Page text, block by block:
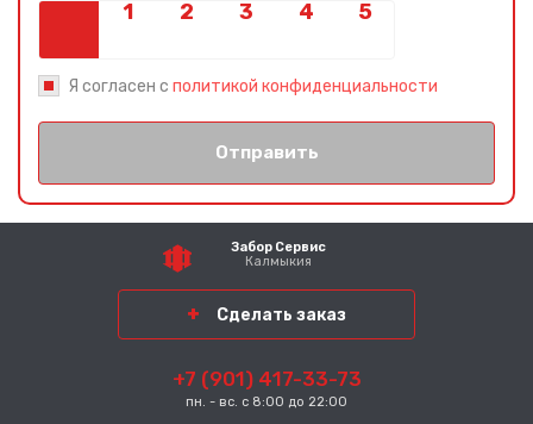
Я согласен с политикой конфиденциальности
Отправить
Забор Сервис
Калмыкия
Сделать заказ
+7 (901) 417-33-73
пн. - вс. с 8:00 до 22:00